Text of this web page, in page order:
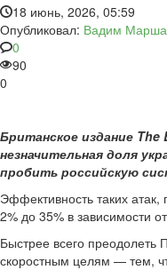
18 июнь, 2026, 05:59
Опубликовал: Вадим
0
90
0
Британское издание
незначительная доля
пробить российскую
Эффективность таких
2% до 35% в зависимости
Быстрее всего
скоростным целям — тем,